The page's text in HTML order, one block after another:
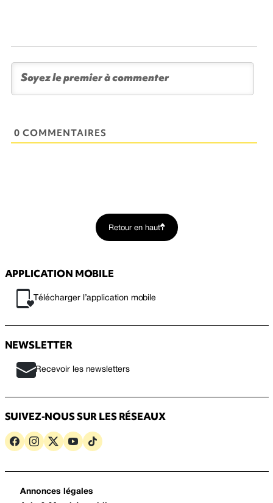
0 COMMENTAIRES
Retour en haut
APPLICATION MOBILE
Télécharger l’application mobile
NEWSLETTER
Recevoir les newsletters
SUIVEZ-NOUS SUR LES RÉSEAUX
Annonces légales